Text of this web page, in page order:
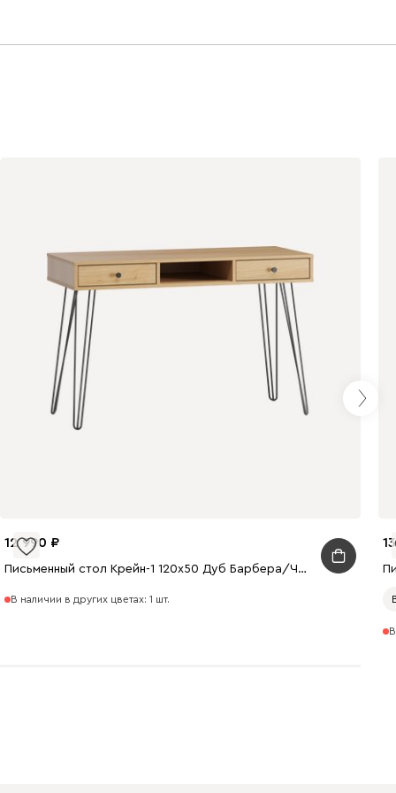
12 990
Письменный стол Крейн-1 120x50 Дуб Барбера/Черный
В наличии в других цветах: 1 шт.
В